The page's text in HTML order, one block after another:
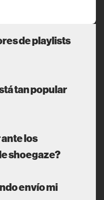
de playlists
tan popular
los
shoegaze?
envío mi